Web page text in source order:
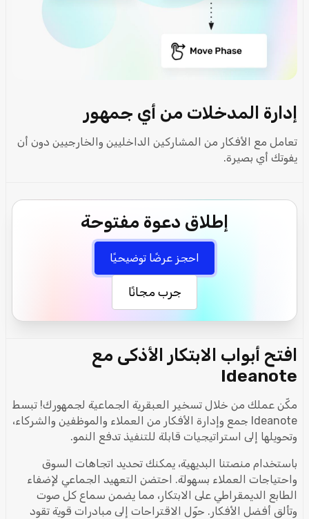
إدارة المدخلات من أي جمهور
تعامل مع الأفكار من المشاركين الداخليين والخارجيين دون أن
يفوتك أي بصيرة.
إطلاق دعوة مفتوحة
احجز عرضًا توضيحيًا
جرب مجانًا
افتح أبواب الابتكار الأذكى مع
Ideanote
مكّن عملك من خلال تسخير العبقرية الجماعية لجمهورك! تبسط
Ideanote جمع وإدارة الأفكار من العملاء والموظفين والشركاء،
وتحويلها إلى استراتيجيات قابلة للتنفيذ تدفع النمو.
باستخدام منصتنا البديهية، يمكنك تحديد اتجاهات السوق
واحتياجات العملاء بسهولة. احتضن التعهيد الجماعي لإضفاء
الطابع الديمقراطي على الابتكار، مما يضمن سماع كل صوت
وتألق أفضل الأفكار. حوّل الاقتراحات إلى مبادرات قوية تقود